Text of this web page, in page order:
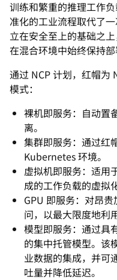
训练和繁重的推理工作
准化的工业流程取代了一
立在安全至上的基础之
在混合环境中始终保持
通过 NCP 计划，红帽为
模式：
裸机即服务：自动置
离。
集群即服务：通过红
Kubernetes 环境。
虚拟机即服务：适用
成的工作负载的虚拟
GPU 即服务：对昂
问，以最大限度地利
模型即服务：通过具
的集中托管模型。该
业数据的集成，并可
吐量并降低延迟。